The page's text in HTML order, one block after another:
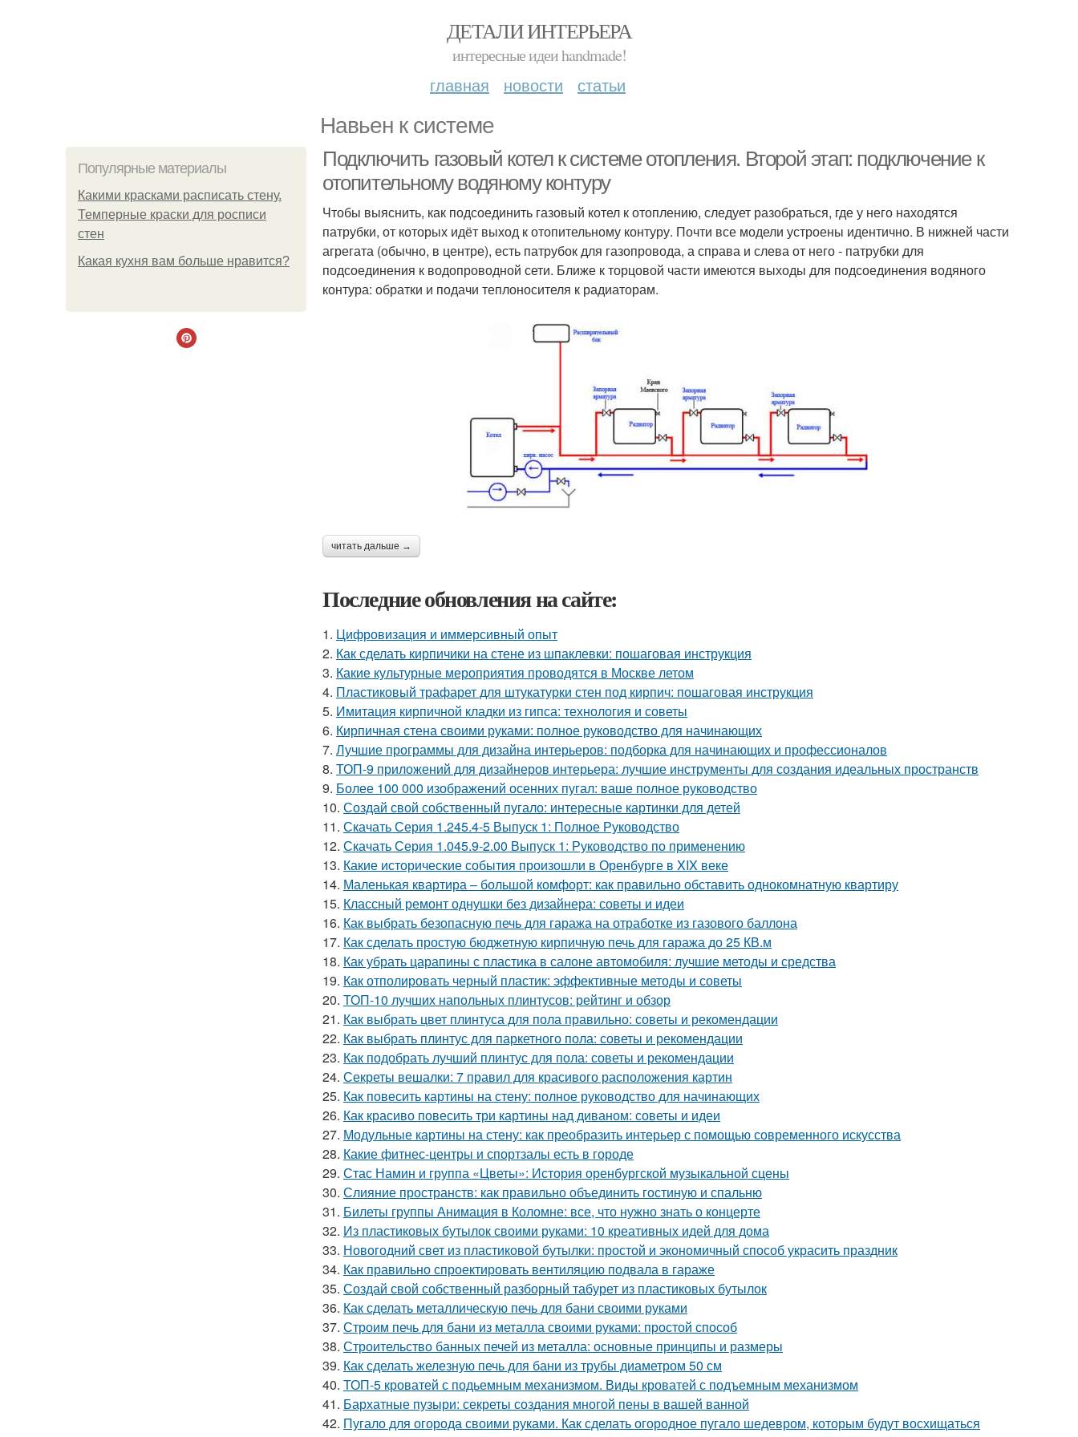
ДЕТАЛИ ИНТЕРЬЕРА
интересные идеи handmade!
главная новости статьи
Навьен к системе
Популярные материалы
Какими красками расписать стену.
Темперные краски для росписи
стен
Какая кухня вам больше нравится?
Подключить газовый котел к системе отопления. Второй этап: подключение к
отопительному водяному контуру
Чтобы выяснить, как подсоединить газовый котел к отоплению, следует разобраться, где у него находятся
патрубки, от которых идёт выход к отопительному контуру. Почти все модели устроены идентично. В нижней части
агрегата (обычно, в центре), есть патрубок для газопровода, а справа и слева от него - патрубки для
подсоединения к водопроводной сети. Ближе к торцовой части имеются выходы для подсоединения водяного
контура: обратки и подачи теплоносителя к радиаторам.
читать дальше →
Последние обновления на сайте:
1. Цифровизация и иммерсивный опыт
2. Как сделать кирпичики на стене из шпаклевки: пошаговая инструкция
3. Какие культурные мероприятия проводятся в Москве летом
4. Пластиковый трафарет для штукатурки стен под кирпич: пошаговая инструкция
5. Имитация кирпичной кладки из гипса: технология и советы
6. Кирпичная стена своими руками: полное руководство для начинающих
7. Лучшие программы для дизайна интерьеров: подборка для начинающих и профессионалов
8. ТОП-9 приложений для дизайнеров интерьера: лучшие инструменты для создания идеальных пространств
9. Более 100 000 изображений осенних пугал: ваше полное руководство
10. Создай свой собственный пугало: интересные картинки для детей
11. Скачать Серия 1.245.4-5 Выпуск 1: Полное Руководство
12. Скачать Серия 1.045.9-2.00 Выпуск 1: Руководство по применению
13. Какие исторические события произошли в Оренбурге в XIX веке
14. Маленькая квартира – большой комфорт: как правильно обставить однокомнатную квартиру
15. Классный ремонт однушки без дизайнера: советы и идеи
16. Как выбрать безопасную печь для гаража на отработке из газового баллона
17. Как сделать простую бюджетную кирпичную печь для гаража до 25 КВ.м
18. Как убрать царапины с пластика в салоне автомобиля: лучшие методы и средства
19. Как отполировать черный пластик: эффективные методы и советы
20. ТОП-10 лучших напольных плинтусов: рейтинг и обзор
21. Как выбрать цвет плинтуса для пола правильно: советы и рекомендации
22. Как выбрать плинтус для паркетного пола: советы и рекомендации
23. Как подобрать лучший плинтус для пола: советы и рекомендации
24. Секреты вешалки: 7 правил для красивого расположения картин
25. Как повесить картины на стену: полное руководство для начинающих
26. Как красиво повесить три картины над диваном: советы и идеи
27. Модульные картины на стену: как преобразить интерьер с помощью современного искусства
28. Какие фитнес-центры и спортзалы есть в городе
29. Стас Намин и группа «Цветы»: История оренбургской музыкальной сцены
30. Слияние пространств: как правильно объединить гостиную и спальню
31. Билеты группы Анимация в Коломне: все, что нужно знать о концерте
32. Из пластиковых бутылок своими руками: 10 креативных идей для дома
33. Новогодний свет из пластиковой бутылки: простой и экономичный способ украсить праздник
34. Как правильно спроектировать вентиляцию подвала в гараже
35. Создай свой собственный разборный табурет из пластиковых бутылок
36. Как сделать металлическую печь для бани своими руками
37. Строим печь для бани из металла своими руками: простой способ
38. Строительство банных печей из металла: основные принципы и размеры
39. Как сделать железную печь для бани из трубы диаметром 50 см
40. ТОП-5 кроватей с подьемным механизмом. Виды кроватей с подъемным механизмом
41. Бархатные пузыри: секреты создания многой пены в вашей ванной
42. Пугало для огорода своими руками. Как сделать огородное пугало шедевром, которым будут восхищаться